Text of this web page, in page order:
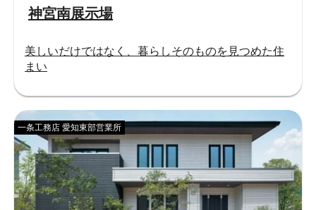
神宮南展示場
美しいだけではなく、暮らしそのものを見つめた住
まい
一条工務店 愛知東部営業所